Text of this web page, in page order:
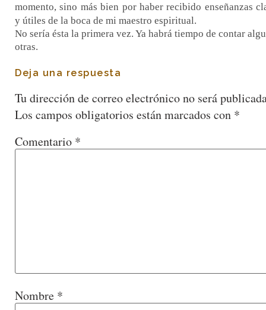
momento, sino más bien por haber recibido enseñanzas
y útiles de la boca de mi maestro espiritual.
No sería ésta la primera vez. Ya habrá tiempo de contar
otras.
Deja una respuesta
Tu dirección de correo electrónico no será
Los campos obligatorios están marcados con *
Comentario *
Nombre *